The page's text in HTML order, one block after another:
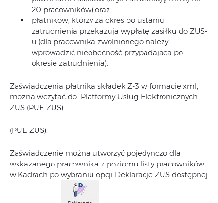
20 pracowników),oraz
płatników, którzy za okres po ustaniu
zatrudnienia przekazują wypłatę zasiłku do ZUS-
u (dla pracownika zwolnionego należy
wprowadzić nieobecność przypadającą po
okresie zatrudnienia).
Zaświadczenia płatnika składek Z-3 w formacie xml,
można wczytać do Platformy Usług Elektronicznych
ZUS (PUE ZUS).
(PUE ZUS).
Zaświadczenie można utworzyć pojedynczo dla
wskazanego pracownika z poziomu listy pracowników
w Kadrach po wybraniu opcji Deklaracje ZUS dostępnej